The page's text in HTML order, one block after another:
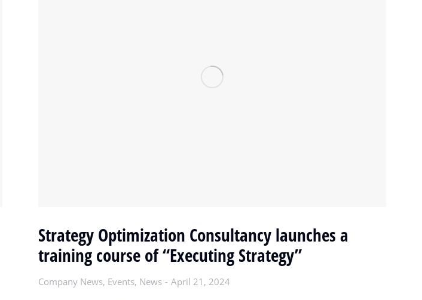
Strategy Optimization Consultancy launches a
training course of “Executing Strategy”
Company News, Events, News April 21, 2024